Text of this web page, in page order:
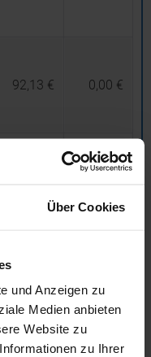
Über Cookies
und Anzeigen zu
Medien anbieten
Website zu
zu Ihrer
92,13 € 0,00 €
7,80 €
454,68 €
541,07 €